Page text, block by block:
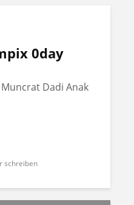
0day
Dadi Anak
schreiben